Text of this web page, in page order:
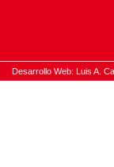
Desarrollo Web: Luis